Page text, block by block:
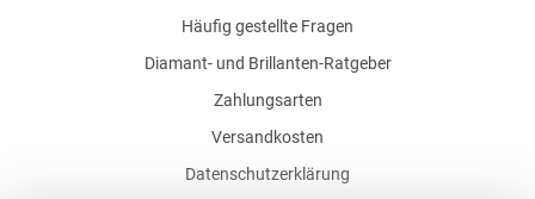
Häufig gestellte Fragen
Diamant- und Brillanten-Ratgeber
Zahlungsarten
Versandkosten
Datenschutzerklärung